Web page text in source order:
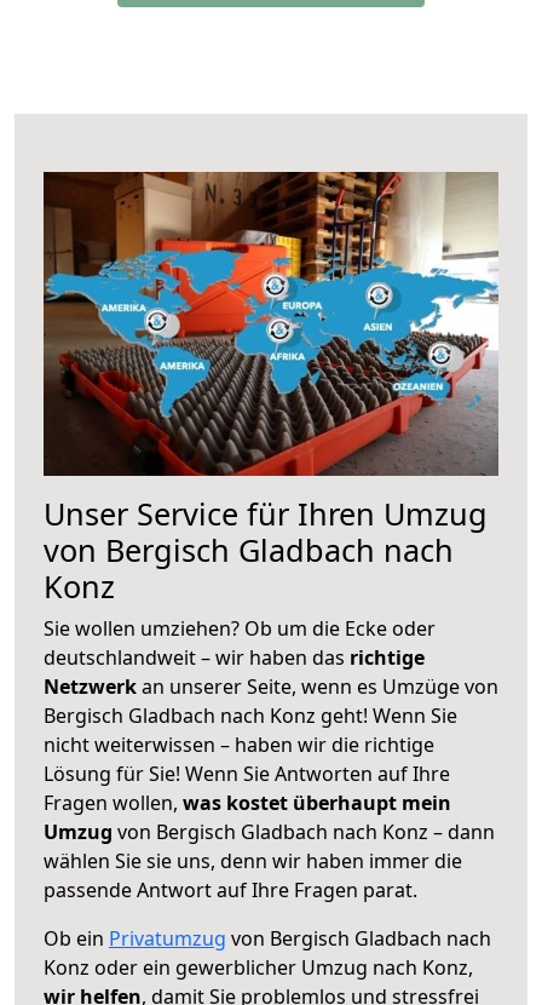
Unser Service für Ihren Umzug
von Bergisch Gladbach nach
Konz
Sie wollen umziehen? Ob um die Ecke oder
deutschlandweit – wir haben das richtige
Netzwerkan unserer Seite, wenn es Umzüge von
Bergisch Gladbach nach Konz geht! Wenn Sie
nicht weiterwissen – haben wir die richtige
Lösung für Sie! Wenn Sie Antworten auf Ihre
Fragen wollen, was kostet überhaupt mein
Umzug von Bergisch Gladbach nach Konz – dann
wählen Sie sie uns, denn wir haben immer die
passende Antwort auf Ihre Fragen parat.
Ob ein Privatumzug von Bergisch Gladbach nach
Konz oder ein gewerblicher Umzug nach Konz,
wir helfen, damit Sie problemlos und stressfrei